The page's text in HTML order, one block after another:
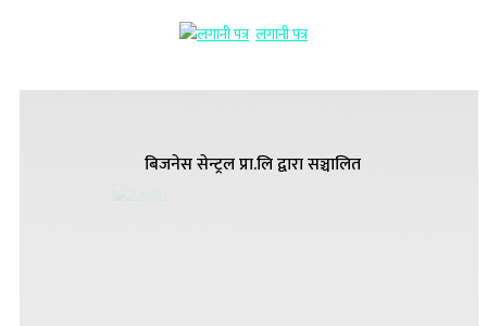
लगानी पत्र
बिजनेस सेन्ट्रल प्रा.लि द्वारा सञ्चालित